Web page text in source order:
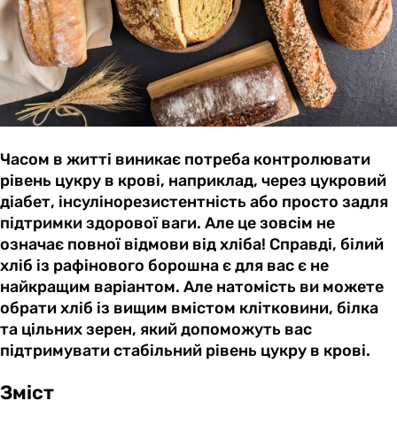
Часом в житті виникає потреба контролювати
рівень цукру в крові, наприклад, через цукровий
діабет, інсулінорезистентність або просто задля
підтримки здорової ваги. Але це зовсім не
означає повної відмови від хліба! Справді, білий
хліб із рафінового борошна є для вас є не
найкращим варіантом. Але натомість ви можете
обрати хліб із вищим вмістом клітковини, білка
та цільних зерен, який допоможуть вас
підтримувати стабільний рівень цукру в крові.
Зміст